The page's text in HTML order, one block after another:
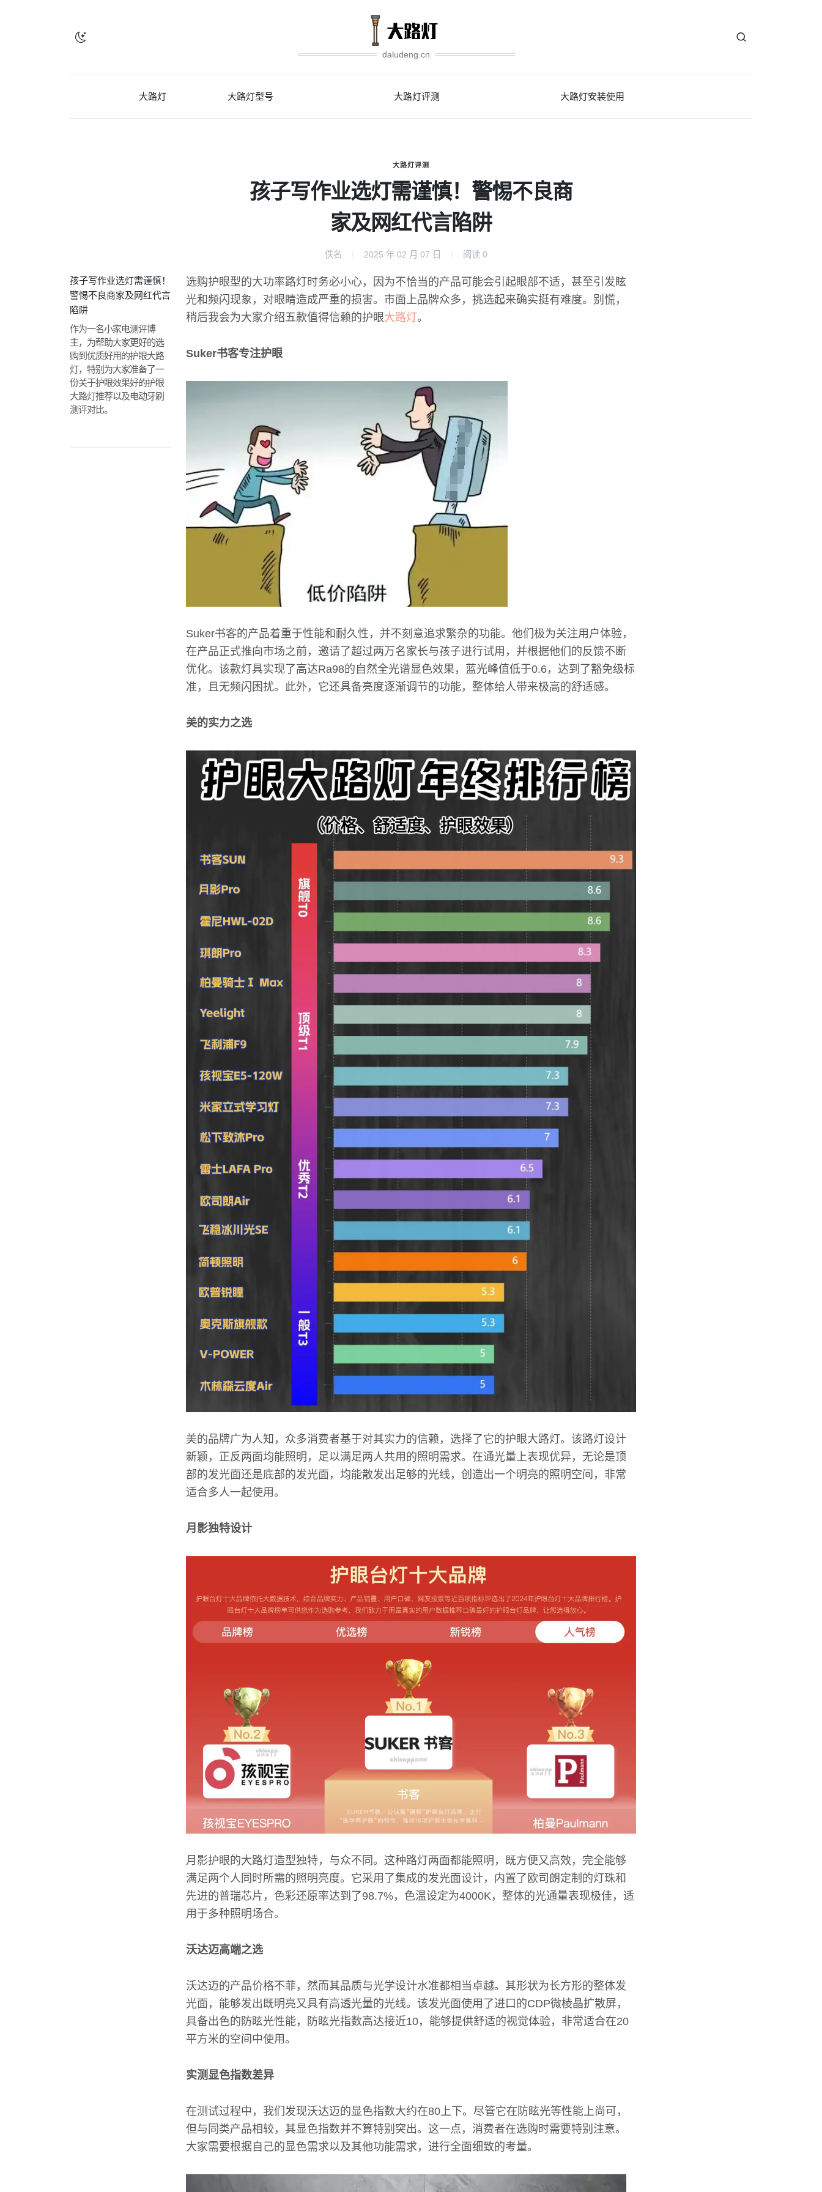
daludeng.cn
大路灯 大路灯型号 大路灯评测 大路灯安装使用
大路灯评测
孩子写作业选灯需谨慎！警惕不良商
家及网红代言陷阱
佚名 2025 年 02 月 07 日 阅读 0
孩子写作业选灯需谨慎！
警惕不良商家及网红代言
陷阱
作为一名小家电测评博
主，为帮助大家更好的选
购到优质好用的护眼大路
灯，特别为大家准备了一
份关于护眼效果好的护眼
大路灯推荐以及电动牙刷
测评对比。
选购护眼型的大功率路灯时务必小心，因为不恰当的产品可能会引起眼部不适，甚至引发眩
光和频闪现象，对眼睛造成严重的损害。市面上品牌众多，挑选起来确实挺有难度。别慌，
稍后我会为大家介绍五款值得信赖的护眼大路灯。
Suker书客专注护眼
Suker书客的产品着重于性能和耐久性，并不刻意追求繁杂的功能。他们极为关注用户体验，
在产品正式推向市场之前，邀请了超过两万名家长与孩子进行试用，并根据他们的反馈不断
优化。该款灯具实现了高达Ra98的自然全光谱显色效果，蓝光峰值低于0.6，达到了豁免级标
准，且无频闪困扰。此外，它还具备亮度逐渐调节的功能，整体给人带来极高的舒适感。
美的实力之选
美的品牌广为人知，众多消费者基于对其实力的信赖，选择了它的护眼大路灯。该路灯设计
新颖，正反两面均能照明，足以满足两人共用的照明需求。在通光量上表现优异，无论是顶
部的发光面还是底部的发光面，均能散发出足够的光线，创造出一个明亮的照明空间，非常
适合多人一起使用。
月影独特设计
月影护眼的大路灯造型独特，与众不同。这种路灯两面都能照明，既方便又高效，完全能够
满足两个人同时所需的照明亮度。它采用了集成的发光面设计，内置了欧司朗定制的灯珠和
先进的普瑞芯片，色彩还原率达到了98.7%，色温设定为4000K，整体的光通量表现极佳，适
用于多种照明场合。
沃达迈高端之选
沃达迈的产品价格不菲，然而其品质与光学设计水准都相当卓越。其形状为长方形的整体发
光面，能够发出既明亮又具有高透光量的光线。该发光面使用了进口的CDP微棱晶扩散屏，
具备出色的防眩光性能，防眩光指数高达接近10，能够提供舒适的视觉体验，非常适合在20
平方米的空间中使用。
实测显色指数差异
在测试过程中，我们发现沃达迈的显色指数大约在80上下。尽管它在防眩光等性能上尚可，
但与同类产品相较，其显色指数并不算特别突出。这一点，消费者在选购时需要特别注意。
大家需要根据自己的显色需求以及其他功能需求，进行全面细致的考量。